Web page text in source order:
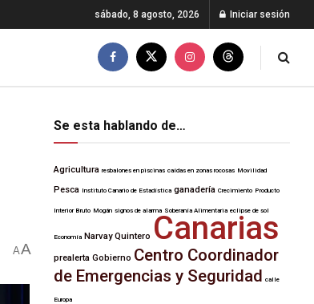
sábado, 8 agosto, 2026 Iniciar sesión
AA
Se esta hablando de…
Agricultura resbalones en piscinas caídas en zonas rocosas Movilidad
Pesca Instituto Canario de Estadística ganadería Crecimiento Producto
Interior Bruto Mogán signos de alarma Soberanía Alimentaria eclipse de sol
Economía Narvay Quintero Canarias
prealerta Gobierno Centro Coordinador
de Emergencias y Seguridad calle
Europa